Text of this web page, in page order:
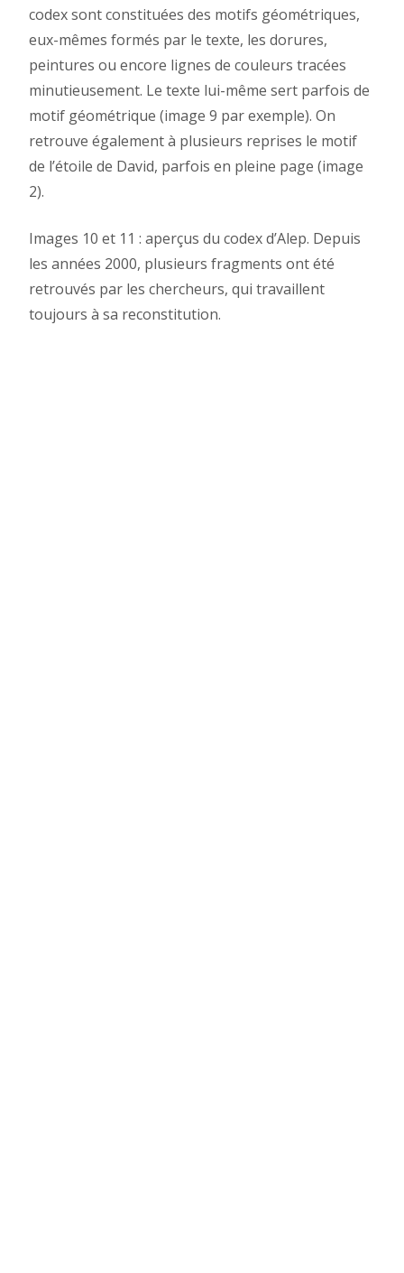
codex sont constituées des motifs géométriques,
eux-mêmes formés par le texte, les dorures,
peintures ou encore lignes de couleurs tracées
minutieusement. Le texte lui-même sert parfois de
motif géométrique (image 9 par exemple). On
retrouve également à plusieurs reprises le motif
de l’étoile de David, parfois en pleine page (image
2).
Images 10 et 11 : aperçus du codex d’Alep. Depuis
les années 2000, plusieurs fragments ont été
retrouvés par les chercheurs, qui travaillent
toujours à sa reconstitution.